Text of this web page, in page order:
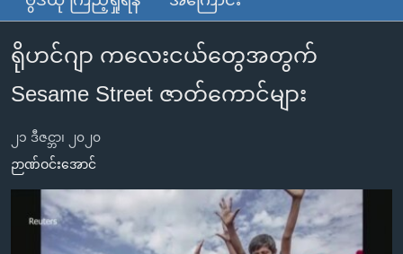
သည့်
Link
များ
ပင်မ
သို့
ကျော်
ကမ္ဘာ့သတင်းများ
နိုင်ငံတကာ
အစ္စရေး-ပါလက်စတိုင်း
ဗွီဒီယို
သတင်းလွတ်လပ်ခွင့်
အင်္ဂလိပ်စာလေ့လာမယ်
မကြေးမုံရဲ့ အင်္ဂလိပ်စာ
ရုပ်ရှင်ထဲက အင်္ဂလိပ်စာ
ရေဒီယို
ရေဒီယိုနှင့်ရုပ်သံ အချက်အလက်များ
ရေဒီယို/တီဗွီအစီအစဉ်
ရိုဟင်ဂျာ ကလေးငယ်တွေအတွက်
Sesame Street ဇာတ်ကောင်များ
၂၁ ဒီဇင္ဘာ၊ ၂၀၂၀
ဉာဏ်ဝင်းအောင်